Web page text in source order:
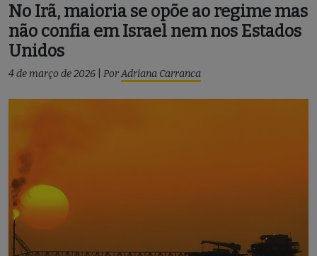
No Irã, maioria se opõe ao regime mas
não confia em Israel nem nos Estados
Unidos
4 de março de 2026 PorAdriana Carranca